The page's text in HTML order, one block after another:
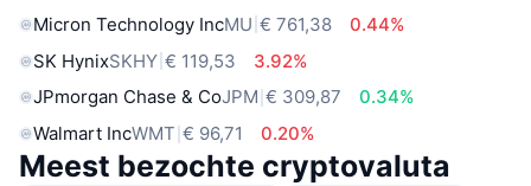
Micron Technology IncMU € 761,38
0.44%
SK HynixSKHY € 119,53
3.92%
JPmorgan Chase & CoJPM € 309,87
0.34%
Walmart IncWMT € 96,71 0.20%
Meest bezochte cryptovaluta